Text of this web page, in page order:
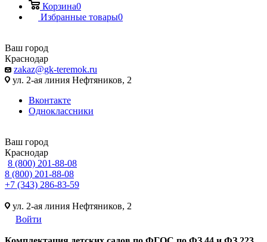
Корзина0
Избранные товары0
Ваш город
Краснодар
zakaz@gk-teremok.ru
ул. 2-ая линия Нефтяников, 2
Вконтакте
Одноклассники
Ваш город
Краснодар
8 (800) 201-88-08
8 (800) 201-88-08
+7 (343) 286-83-59
ул. 2-ая линия Нефтяников, 2
Войти